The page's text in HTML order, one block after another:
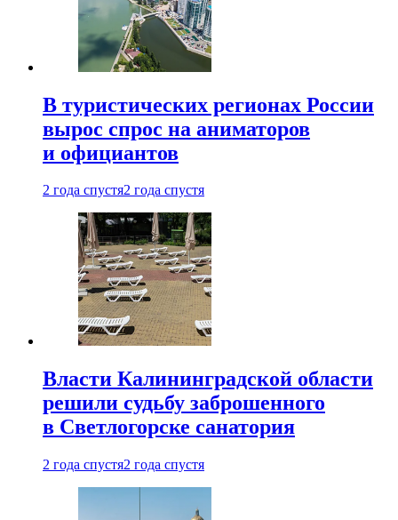
В туристических регионах России
вырос спрос на аниматоров
и официантов
2 года спустя2 года спустя
Власти Калининградской области
решили судьбу заброшенного
в Светлогорске санатория
2 года спустя2 года спустя